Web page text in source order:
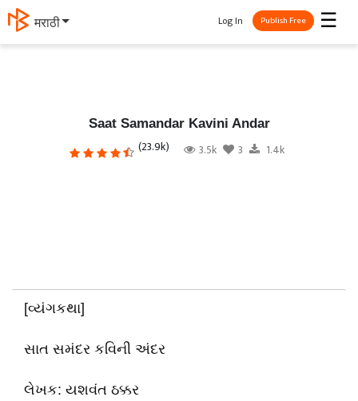
தமிழ் ☰
Log In Publish Free
Saat Samandar Kavini Andar
(23.9k) 3.5k 3 1.4k
[વ્યંગકથા]
સાત સમંદર કવિની અંદર
લેખક: યશવંત ઠક્કર